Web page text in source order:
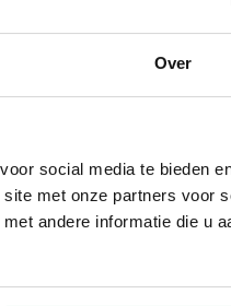
Over
social media te bieden
met onze partners voor
andere informatie die u
Levertijd: 1-3 werkdagen
Achteraf betaling